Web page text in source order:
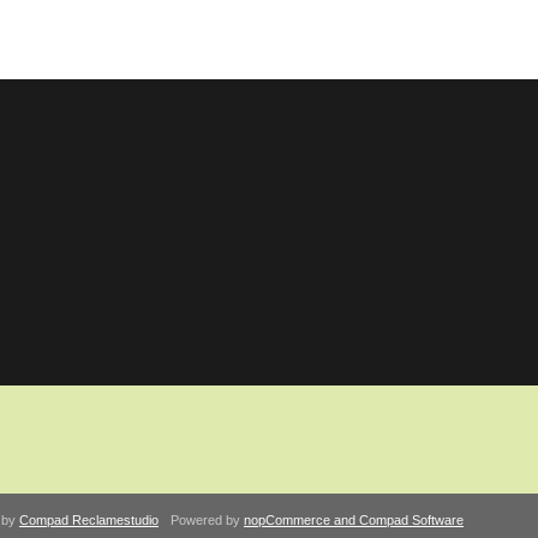
Powered by nopCommerce and Compad Software
Compad Reclamestudio